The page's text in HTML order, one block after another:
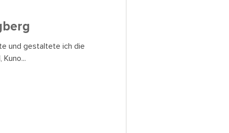
und gestaltete ich die